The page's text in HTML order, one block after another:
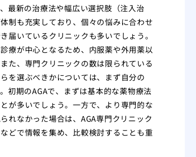
最新の治療法や幅広い選択肢（注入治
制も充実しており、個々の悩みに合わせ
届いているクリニックも多いでしょう。
療が中心となるため、内服薬や外用薬以
た、専門クリニックの数は限られている
を選ぶべきかについては、まず自分の
初期のAGAで、まずは基本的な薬物療法
が多いでしょう。一方で、より専門的な
れなかった場合は、AGA専門クリニック
どで情報を集め、比較検討することも重